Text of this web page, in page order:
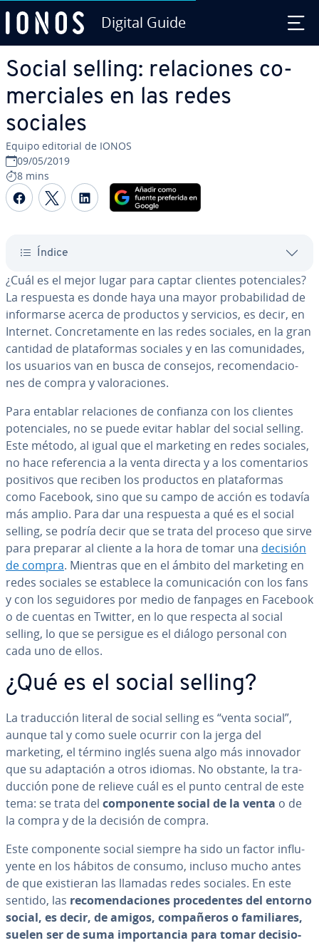
Digital Guide
Social selling: re­la­cio­nes co­
me­r­cia­les en las redes
sociales
Equipo editorial de IONOS
09/05/2019
8 mins
Compartir Facebook
Compartir Twitter
Compartir LinkedIn
Índice
¿Cuál es el mejor lugar para captar clientes po­te­n­cia­les?
La respuesta es donde haya una mayor pro­ba­bi­li­dad de
in­fo­r­mar­se acerca de productos y servicios, es decir, en
Internet. Co­n­cre­ta­me­n­te en las redes sociales, en la gran
cantidad de pla­ta­fo­r­mas sociales y en las co­mu­ni­da­des,
los usuarios van en busca de consejos, re­co­me­n­da­cio­
nes de compra y va­lo­ra­cio­nes.
Para entablar re­la­cio­nes de confianza con los clientes
po­te­n­cia­les, no se puede evitar hablar del social selling.
Este método, al igual que el marketing en redes sociales,
no hace re­fe­re­n­cia a la venta directa y a los co­me­n­ta­rios
positivos que reciben los productos en pla­ta­fo­r­mas
como Facebook, sino que su campo de acción es todavía
más amplio. Para dar una respuesta a qué es el social
selling, se podría decir que se trata del proceso que sirve
para preparar al cliente a la hora de tomar una decisión
de compra. Mientras que en el ámbito del marketing en
redes sociales se establece la co­mu­ni­ca­ción con los fans
y con los se­gui­do­res por medio de fanpages en Facebook
o de cuentas en Twitter, en lo que respecta al social
selling, lo que se persigue es el diálogo personal con
cada uno de ellos.
¿Qué es el social selling?
La tra­du­c­ción literal de social selling es “venta social”,
aunque tal y como suele ocurrir con la jerga del
marketing, el término inglés suena algo más innovador
que su ada­p­ta­ción a otros idiomas. No obstante, la tra­
du­c­ción pone de relieve cuál es el punto central de este
tema: se trata del co­m­po­ne­n­te social de la venta o de
la compra y de la decisión de compra.
Este co­m­po­ne­n­te social siempre ha sido un factor in­flu­
ye­n­te en los hábitos de consumo, incluso mucho antes
de que exi­s­tie­ran las llamadas redes sociales. En este
sentido, las re­co­me­n­da­cio­nes pro­ce­de­n­tes del entorno
social, es decir, de amigos, co­m­pa­ñe­ros o fa­mi­lia­res,
suelen ser de suma im­po­r­ta­n­cia para tomar de­ci­sio­